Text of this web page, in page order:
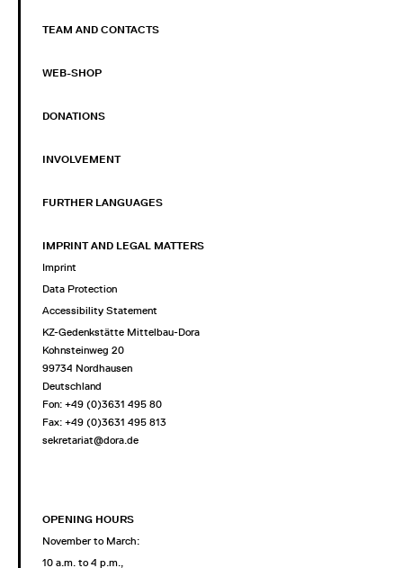
TEAM AND CONTACTS
WEB-SHOP
DONATIONS
INVOLVEMENT
FURTHER LANGUAGES
IMPRINT AND LEGAL MATTERS
Imprint
Data Protection
Accessibility Statement
KZ-Gedenkstätte Mittelbau-Dora
Kohnsteinweg 20
99734 Nordhausen
Deutschland
Fon: +49 (0)3631 495 80
Fax: +49 (0)3631 495 813
sekretariat@dora.de
OPENING HOURS
November to March:
10 a.m. to 4 p.m.,